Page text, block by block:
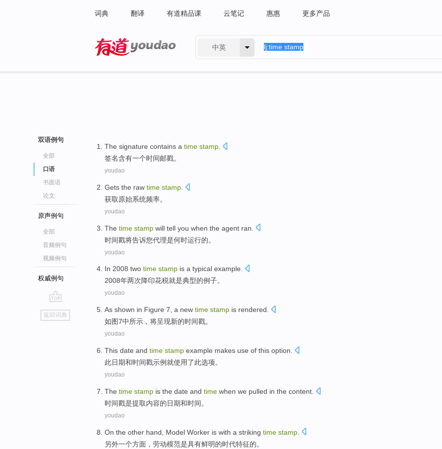
词典 翻译 有道精品课 云笔记 惠惠 更多产品
中英
双语例句
全部
口语
书面语
论文
原声例句
全部
音频例句
视频例句
权威例句
go
top
返回词典
The signature contains a time stamp
签名含有一个时间邮戳。
youdao
Gets the raw time stamp
获取 原始系统频率。
youdao
The time stamp will tell you when the agent ran
时间戳将告诉您代理是何时运行的。
youdao
In 2008 two time stamp is a typical example.
2008年两次降印花税就是典型的例子。
youdao
As shown in Figure 7 , a new time stamp is rendered
如图7中所示，将呈现新的时间戳。
youdao
This date and time stamp example makes use of this option
此日期和时间戳示例就使用了此选项。
youdao
The time stamp is the date and time when we pulled in the content
时间戳是提取内容的日期和时间。
youdao
On the other hand Model Worker is with a striking time stamp
另外一个方面， 劳动模范是具有鲜明的时代特征的。